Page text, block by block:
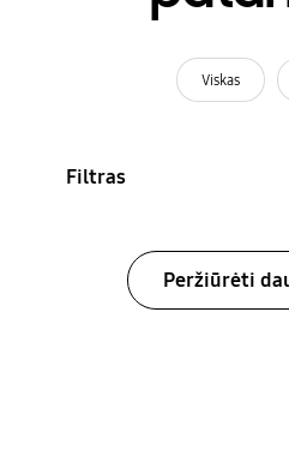
Viskas
Filtras
Peržiūrėti